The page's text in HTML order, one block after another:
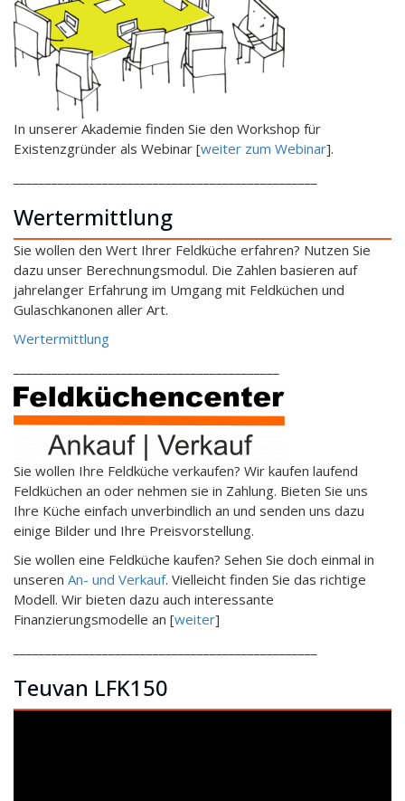
In unserer Akademie finden Sie den Workshop für
Existenzgründer als Webinar [weiter zum Webinar].
Wertermittlung
Sie wollen den Wert Ihrer Feldküche erfahren? Nutzen Sie
dazu unser Berechnungsmodul. Die Zahlen basieren auf
jahrelanger Erfahrung im Umgang mit Feldküchen und
Gulaschkanonen aller Art.
Wertermittlung
Sie wollen Ihre Feldküche verkaufen? Wir kaufen laufend
Feldküchen an oder nehmen sie in Zahlung. Bieten Sie uns
Ihre Küche einfach unverbindlich an und senden uns dazu
einige Bilder und Ihre Preisvorstellung.
Sie wollen eine Feldküche kaufen? Sehen Sie doch einmal in
unseren An- und Verkauf. Vielleicht finden Sie das richtige
Modell. Wir bieten dazu auch interessante
Finanzierungsmodelle an [weiter]
Teuvan LFK150